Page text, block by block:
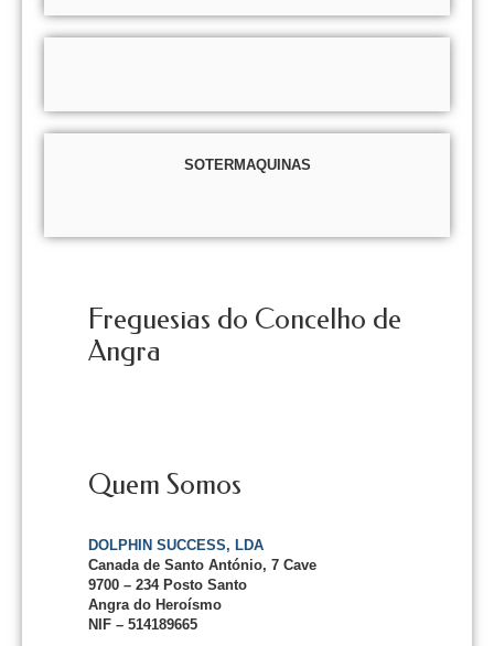
SOTERMAQUINAS
Freguesias do Concelho de
Angra
Quem Somos
DOLPHIN SUCCESS, LDA
Canada de Santo António, 7 Cave
9700 – 234 Posto Santo
Angra do Heroísmo
NIF – 514189665